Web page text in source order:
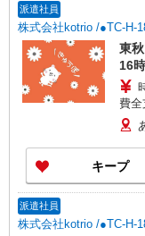
派遣社員
株式会社kotrio /●TC-H-
東
16
費全
キープ
派遣社員
株式会社kotrio /●TC-H-